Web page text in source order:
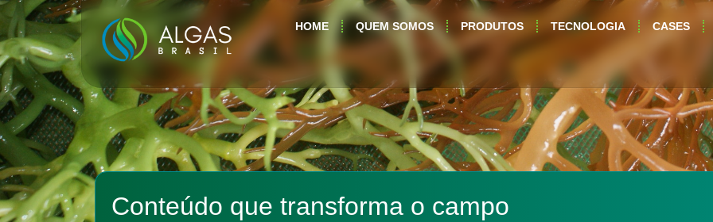
HOME QUEM SOMOS PRODUTOS TECNOLOGIA CASES
Conteúdo que transforma o campo